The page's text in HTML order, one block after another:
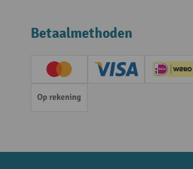
Betaalmethoden
Creditcard (Master)Creditcard (Visa)
Op rekening